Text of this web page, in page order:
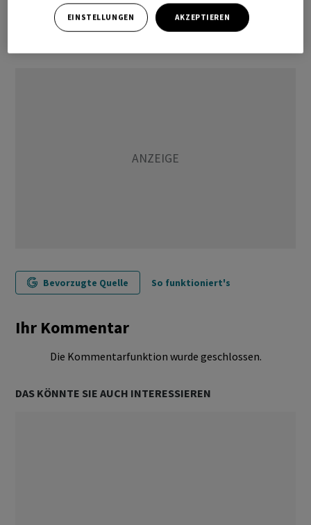
Lieferketten./dde/DP/he
Bevorzugte Quelle So funktioniert's
Ihr Kommentar
Die Kommentarfunktion wurde geschlossen.
DAS KÖNNTE SIE AUCH INTERESSIEREN
EINSTELLUNGEN AKZEPTIEREN